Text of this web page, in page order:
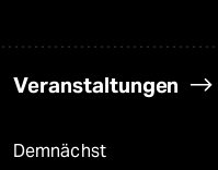
Veranstaltungen
Demnächst